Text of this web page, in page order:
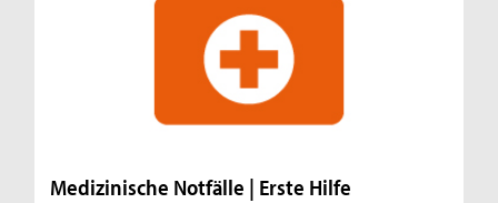
Medizinische Notfälle | Erste Hilfe